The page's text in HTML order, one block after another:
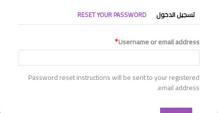
التبويبات
الأساسية
تسجيل الدخول RESET YOUR PASSWORD
Username or email address
Password reset instructions will be sent to your registered
email address.